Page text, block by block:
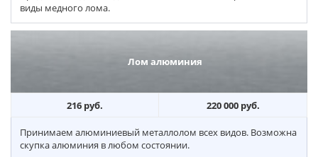
виды медного лома.
Лом алюминия
216 руб. 220 000 руб.
Принимаем алюминиевый металлолом всех видов. Возможна
скупка алюминия в любом состоянии.